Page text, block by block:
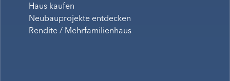
Haus kaufen
Neubauprojekte entdecken
Rendite / Mehrfamilienhaus